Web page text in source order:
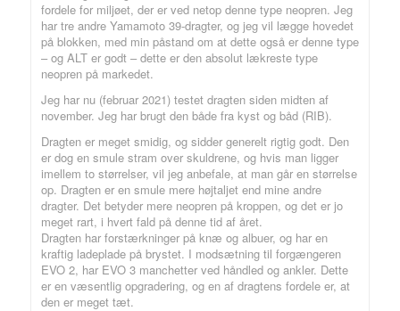
fordele for miljøet, der er ved netop denne type neopren. Jeg
har tre andre Yamamoto 39-dragter, og jeg vil lægge hovedet
på blokken, med min påstand om at dette også er denne type
– og ALT er godt – dette er den absolut lækreste type
neopren på markedet.
Jeg har nu (februar 2021) testet dragten siden midten af
november. Jeg har brugt den både fra kyst og båd (RIB).
Dragten er meget smidig, og sidder generelt rigtig godt. Den
er dog en smule stram over skuldrene, og hvis man ligger
imellem to størrelser, vil jeg anbefale, at man går en størrelse
op. Dragten er en smule mere højtaljet end mine andre
dragter. Det betyder mere neopren på kroppen, og det er jo
meget rart, i hvert fald på denne tid af året.
Dragten har forstærkninger på knæ og albuer, og har en
kraftig ladeplade på brystet. I modsætning til forgængeren
EVO 2, har EVO 3 manchetter ved håndled og ankler. Dette
er en væsentlig opgradering, og en af dragtens fordele er, at
den er meget tæt.